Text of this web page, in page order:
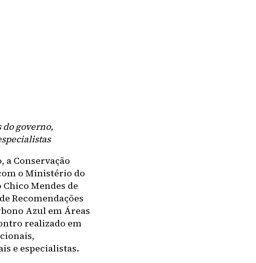
governo,
a Conservação
o Ministério do
Mendes de
Recomendações
Azul em Áreas
realizado em
e especialistas.